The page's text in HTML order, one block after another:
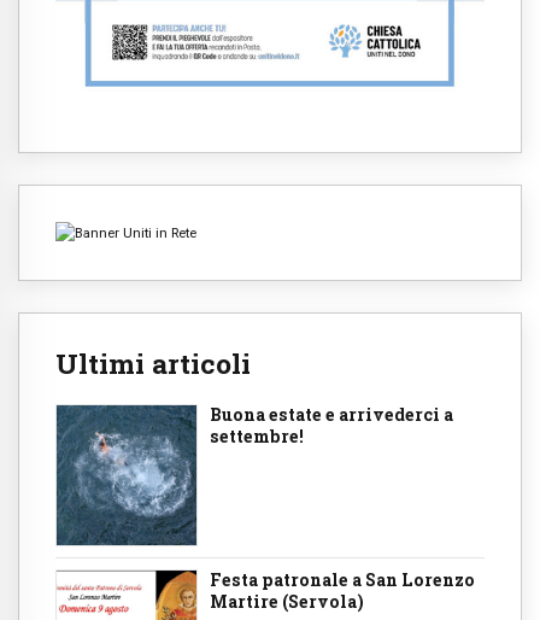
Ultimi articoli
Buona estate e arrivederci a
settembre!
Festa patronale a San Lorenzo
Martire (Servola)